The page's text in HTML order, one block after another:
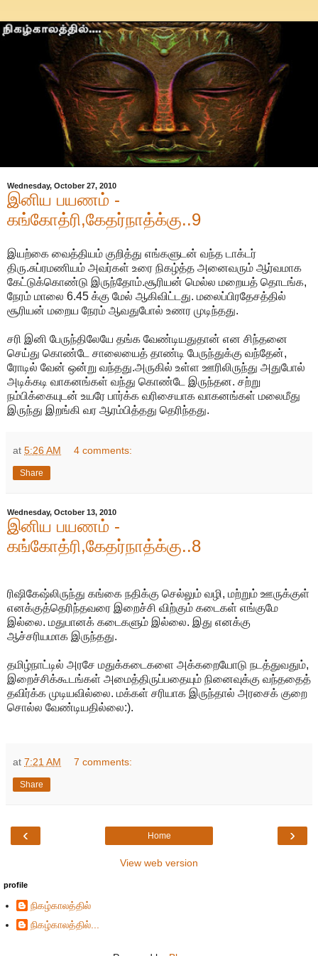
Wednesday, October 27, 2010
இனிய பயணம் -
கங்கோத்ரி,கேதர்நாத்க்கு..9
இயற்கை வைத்தியம் குறித்து எங்களுடன் வந்த டாக்டர்
திரு.சுப்ரமணியம் அவர்கள் உரை நிகழ்த்த அனைவரும் ஆர்வமாக
கேட்டுக்கொண்டு இருந்தோம்.சூரியன் மெல்ல மறையத் தொடங்க,
நேரம் மாலை 6.45 க்கு மேல் ஆகிவிட்டது. மலைப்பிரதேசத்தில்
சூரியன் மறைய நேரம் ஆவதுபோல் உணர முடிந்தது.
சரி இனி பேருந்திலேயே தங்க வேண்டியதுதான் என சிந்தனை
செய்து கொண்டே சாலையைத் தாண்டி பேருந்துக்கு வந்தேன்,
ரோடில் வேன் ஒன்று வந்தது.அருகில் உள்ள ஊரிலிருந்து அதுபோல்
அடிக்கடி வாகனங்கள் வந்து கொண்டே இருந்தன. சற்று
நம்பிக்கையுடன் உயரே பார்க்க வரிசையாக வாகனங்கள் மலைமீது
இருந்து இறங்கி வர ஆரம்பித்தது தெரிந்தது.
at 5:26 AM 4 comments:
Share
Wednesday, October 13, 2010
இனிய பயணம் -
கங்கோத்ரி,கேதர்நாத்க்கு..8
ரிஷிகேஷ்லிருந்து கங்கை நதிக்கு செல்லும் வழி, மற்றும் ஊருக்குள்
எனக்குத்தெரிந்தவரை இறைச்சி விற்கும் கடைகள் எங்குமே
இல்லை. மதுபானக் கடைகளும் இல்லை. இது எனக்கு
ஆச்சரியமாக இருந்தது.
தமிழ்நாட்டில் அரசே மதுக்கடைகளை அக்கறையோடு நடத்துவதும்,
இறைச்சிக்கூடங்கள் அமைத்திருப்பதையும் நினைவுக்கு வந்ததைத்
தவிர்க்க முடியவில்லை. மக்கள் சரியாக இருந்தால் அரசைக் குறை
சொல்ல வேண்டியதில்லை:).
at 7:21 AM 7 comments:
Share
‹ ›
Home
View web version
profile
நிகழ்காலத்தில்
நிகழ்காலத்தில்...